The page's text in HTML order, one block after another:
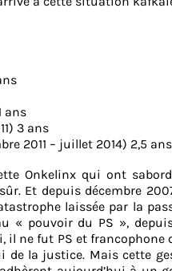
ans
3 ans
2011 – juillet 2014) 2,5 ans
Onkelinx qui ont
Et depuis décembre
laissée par la
« pouvoir du PS »,
il ne fut PS et francophone
de la justice. Mais cette